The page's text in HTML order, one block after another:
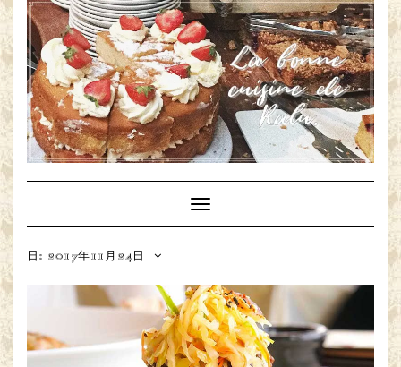
Toggle
Navigation
日: 2017年11月24日